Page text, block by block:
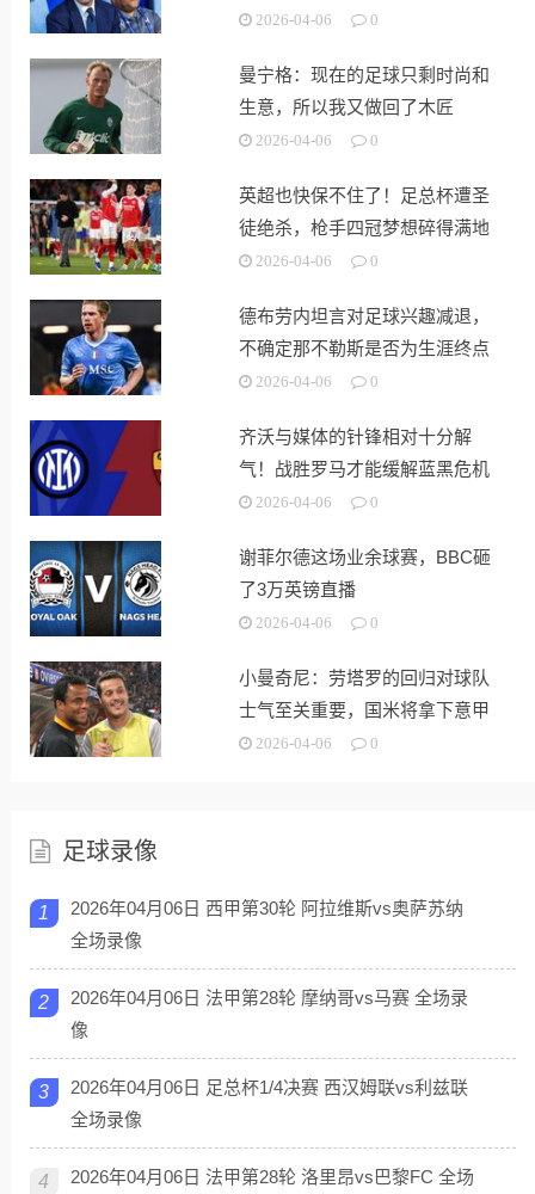
2026-04-06 0
曼宁格：现在的足球只剩时尚和
生意，所以我又做回了木匠
2026-04-06 0
英超也快保不住了！足总杯遭圣
徒绝杀，枪手四冠梦想碎得满地
掉渣
2026-04-06 0
德布劳内坦言对足球兴趣减退，
不确定那不勒斯是否为生涯终点
2026-04-06 0
齐沃与媒体的针锋相对十分解
气！战胜罗马才能缓解蓝黑危机
2026-04-06 0
谢菲尔德这场业余球赛，BBC砸
了3万英镑直播
2026-04-06 0
小曼奇尼：劳塔罗的回归对球队
士气至关重要，国米将拿下意甲
2026-04-06 0
足球录像
1
2026年04月06日 西甲第30轮 阿拉维斯vs奥萨苏纳
全场录像
2
2026年04月06日 法甲第28轮 摩纳哥vs马赛 全场录
像
3
2026年04月06日 足总杯1/4决赛 西汉姆联vs利兹联
全场录像
4
2026年04月06日 法甲第28轮 洛里昂vs巴黎FC 全场